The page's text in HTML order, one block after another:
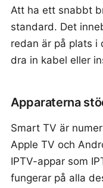
Att ha ett snabbt
standard. Det
redan är på plats i
dra in kabel eller
Apparaterna
Smart TV är
Apple TV och
IPTV-appar som
fungerar på alla